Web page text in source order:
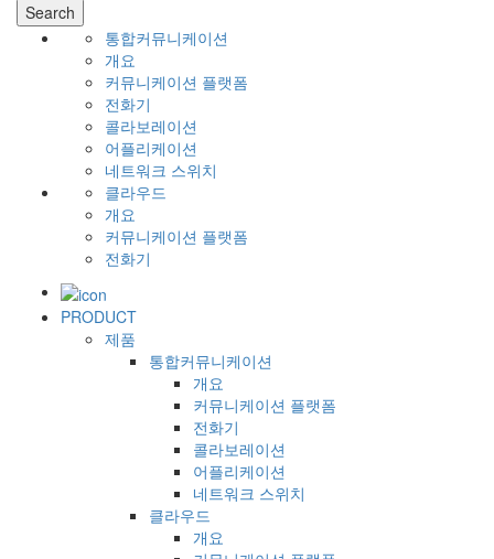
Search
통합커뮤니케이션
개요
커뮤니케이션 플랫폼
전화기
콜라보레이션
어플리케이션
네트워크 스위치
클라우드
개요
커뮤니케이션 플랫폼
전화기
PRODUCT
제품
통합커뮤니케이션
개요
커뮤니케이션 플랫폼
전화기
콜라보레이션
어플리케이션
네트워크 스위치
클라우드
개요